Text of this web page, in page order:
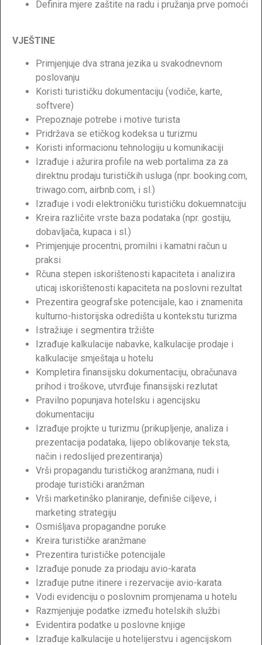
Definira mjere zaštite na radu i pružanja prve pomoći
VJEŠTINE
Primjenjuje dva strana jezika u svakodnevnom
poslovanju
Koristi turističku dokumentaciju (vodiče, karte,
softvere)
Prepoznaje potrebe i motive turista
Pridržava se etičkog kodeksa u turizmu
Koristi informacionu tehnologiju u komunikaciji
Izrađuje i ažurira profile na web portalima za za
direktnu prodaju turističkih usluga (npr. booking.com,
triwago.com, airbnb.com, i sl.)
Izrađuje i vodi elektroničku turističku dokuemnatciju
Kreira različite vrste baza podataka (npr. gostiju,
dobavljača, kupaca i sl.)
Primjenjuje procentni, promilni i kamatni račun u
praksi
Rčuna stepen iskorištenosti kapaciteta i analizira
uticaj iskorištenosti kapaciteta na poslovni rezultat
Prezentira geografske potencijale, kao i znamenita
kulturno-historijska odredišta u kontekstu turizma
Istražiuje i segmentira tržište
Izrađuje kalkulacije nabavke, kalkulacije prodaje i
kalkulacije smještaja u hotelu
Kompletira finansijsku dokumentaciju, obračunava
prihod i troškove, utvrđuje finansijski rezlutat
Pravilno popunjava hotelsku i agencijsku
dokumentaciju
Izrađuje projkte u turizmu (prikupljenje, analiza i
prezentacija podataka, lijepo oblikovanje teksta,
način i redoslijed prezentiranja)
Vrši propagandu turističkog aranžmana, nudi i
prodaje turistički aranžman
Vrši marketinško planiranje, definiše ciljeve, i
marketing strategiju
Osmišljava propagandne poruke
Kreira turističke aranžmane
Prezentira turističke potencijale
Izrađuje ponude za priodaju avio-karata
Izrađuje putne itinere i rezervacije avio-karata
Vodi evidenciju o poslovnim promjenama u hotelu
Razmjenjuje podatke između hotelskih službi
Evidentira podatke u poslovne knjige
Izrađuje kalkulacije u hotelijerstvu i agencijskom